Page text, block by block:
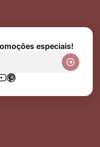
especiais!